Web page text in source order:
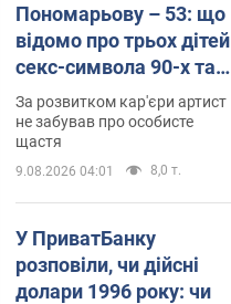
Пономарьову – 53: що
відомо про трьох дітей
секс-символа 90-х та
який вигляд вони
мають
За розвитком кар'єри артист
не забував про особисте
щастя
9.08.2026 04:01 8,0 т.
У ПриватБанку
розповіли, чи дійсні
долари 1996 року: чи